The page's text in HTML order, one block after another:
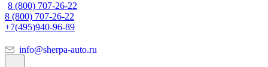
8 (800) 707-26-22
8 (800) 707-26-22
+7(495)940-96-89
info@sherpa-auto.ru